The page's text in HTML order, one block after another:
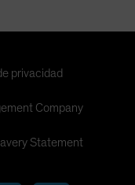
privacidad
Company
Statement